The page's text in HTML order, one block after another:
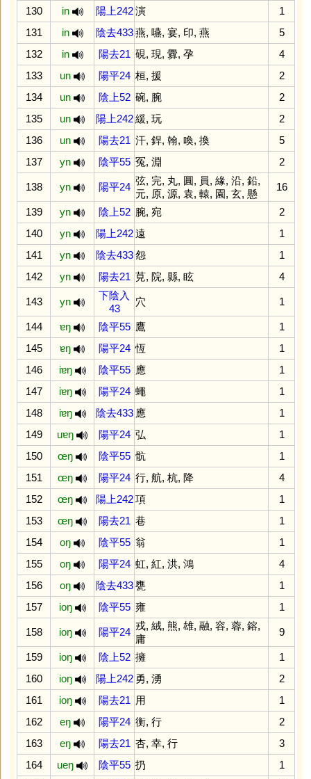
130
in 陽上242 演
1
131
in 陰去433 燕, 嚥, 宴, 印, 燕
5
132
in 陽去21 硯, 現, 釁, 孕
4
133
un 陽平24 桓, 援
2
134
un 陰上52 碗, 腕
2
135
un 陽上242 緩, 玩
2
136
un 陽去21 汗, 銲, 翰, 喚, 換
5
137
yn 陰平55 冤, 淵 2
138 yn 陽平24
弦, 完, 丸, 圓, 員, 緣, 沿, 鉛,
元, 原, 源, 袁, 轅, 園, 玄, 懸
16
139 yn 陰上52 腕, 宛
2
140
yn 陽上242 遠
1
141
yn 陰去433 怨
1
142
yn 陽去21 莧, 院, 縣, 眩 4
143 yn
下陰入
43
穴 1
144 ɐŋ 陰平55 鷹
1
145
ɐŋ 陽平24 恆
1
146
iɐŋ 陰平55 應
1
147
iɐŋ 陽平24 蠅
1
148
iɐŋ 陰去433 應
1
149
uɐŋ 陽平24 弘
1
150
œŋ 陰平55 骯
1
151
œŋ 陽平24 行, 航, 杭, 降
4
152
œŋ 陽上242 項
1
153
œŋ 陽去21 巷
1
154
oŋ 陰平55 翁
1
155
oŋ 陽平24 虹, 紅, 洪, 鴻
4
156
oŋ 陰去433 甕
1
157
ioŋ 陰平55 雍 1
158 ioŋ 陽平24
戎, 絨, 熊, 雄, 融, 容, 蓉, 鎔,
庸
9
159 ioŋ 陰上52 擁
1
160
ioŋ 陽上242 勇, 湧
2
161
ioŋ 陽去21 用
1
162
eŋ 陽平24 衡, 行
2
163
eŋ 陽去21 杏, 幸, 行
3
164
ueŋ 陰平55 扔
1